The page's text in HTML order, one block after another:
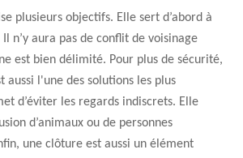
plusieurs objectifs. Elle sert d’abord à
n’y aura pas de conflit de voisinage
est bien délimité. Pour plus de sécurité,
aussi l'une des solutions les plus
d’éviter les regards indiscrets. Elle
d’animaux ou de personnes
une clôture est aussi un élément